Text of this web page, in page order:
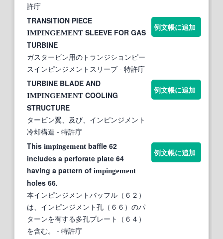
許庁
TRANSITION PIECE
IMPINGEMENT SLEEVE FOR GAS
TURBINE
ガスタービン用のトランジションピー
スインピンジメントスリーブ - 特許庁
例文帳に追加
TURBINE BLADE AND
IMPINGEMENT COOLING
STRUCTURE
タービン翼、及び、インピンジメント
冷却構造 - 特許庁
例文帳に追加
This impingement baffle 62
includes a perforate plate 64
having a pattern of impingement
holes 66.
本インピンジメントバッフル（６２）
は、インピンジメント孔（６６）のパ
ターンを有する多孔プレート（６４）
を含む。
- 特許庁
例文帳に追加